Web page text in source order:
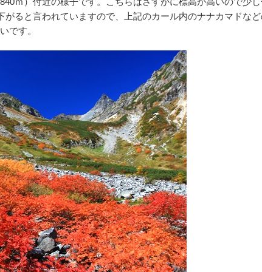
がると言われていますので、上記のカール内のナナカマドな
です。